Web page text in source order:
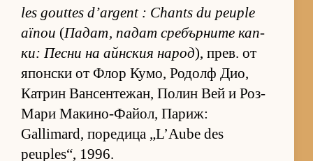
les gouttes d’argent : Chants du peuple
aïnou (Па­дат, па­дат сре­бър­ните кап­
ки: Песни на айн­с­кия на­род), прев. от
япон­ски от Флор Ку­мо, Ро­долф Дио,
Кат­рин Ван­сен­те­жан, По­лин Вей и Роз-
Мари Ма­ки­но-Фа­йол, Па­риж:
Gallimard, по­ре­дица „L’Aube des
peuples“, 1996.